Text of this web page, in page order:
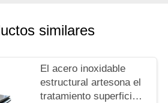
similares
El acero inoxidable
estructural artesona el
tratamiento superficial